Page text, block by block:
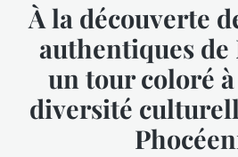
À la découverte
authentiques
un tour coloré
diversité